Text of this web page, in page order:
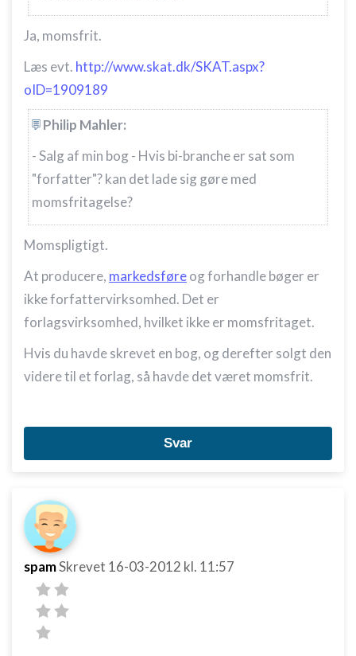
Ja, momsfrit.
Læs evt. http://www.skat.dk/SKAT.aspx?
oID=1909189
Philip Mahler:
- Salg af min bog - Hvis bi-branche er sat som
"forfatter"? kan det lade sig gøre med
momsfritagelse?
Momspligtigt.
At producere, markedsføreog forhandle bøger er
ikke forfattervirksomhed. Det er
forlagsvirksomhed, hvilket ikke er momsfritaget.
Hvis du havde skrevet en bog, og derefter solgt den
videre til et forlag, så havde det været momsfrit.
Svar
spamSkrevet 16-03-2012 kl. 11:57